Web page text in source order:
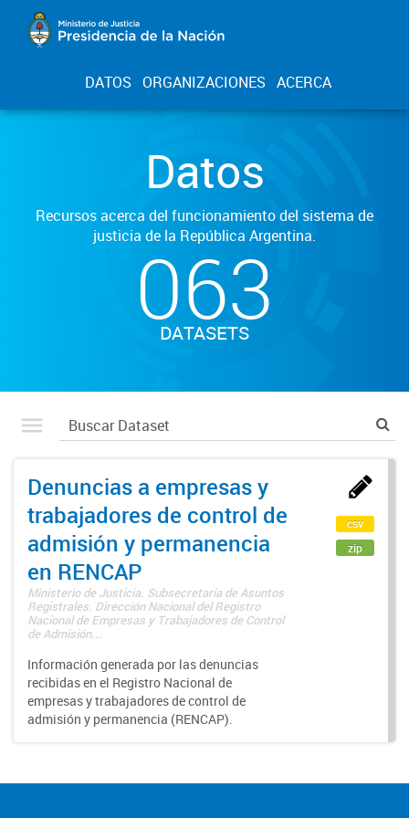
DATOS ORGANIZACIONES ACERCA
Datos
Recursos acerca del funcionamiento del sistema de
justicia de la República Argentina.
063
DATASETS
Denuncias a empresas y
trabajadores de control de
admisión y permanencia
en RENCAP
Ministerio de Justicia. Subsecretaría de Asuntos
Registrales. Dirección Nacional del Registro
Nacional de Empresas y Trabajadores de Control
de Admisión...
Información generada por las denuncias
recibidas en el Registro Nacional de
empresas y trabajadores de control de
admisión y permanencia (RENCAP).
csv
zip